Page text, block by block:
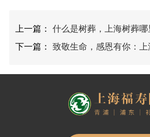
上一篇： 什么是树葬，上海树葬
下一篇： 致敬生命，感恩有你：上海